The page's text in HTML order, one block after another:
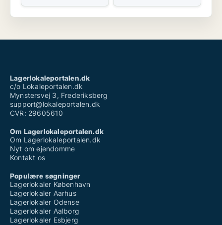
Lagerlokaleportalen.dk
c/o Lokaleportalen.dk
Mynstersvej 3, Frederiksberg
support@lokaleportalen.dk
CVR: 29605610
Om Lagerlokaleportalen.dk
Om Lagerlokaleportalen.dk
Nyt om ejendomme
Kontakt os
Populære søgninger
Lagerlokaler København
Lagerlokaler Aarhus
Lagerlokaler Odense
Lagerlokaler Aalborg
Lagerlokaler Esbjerg